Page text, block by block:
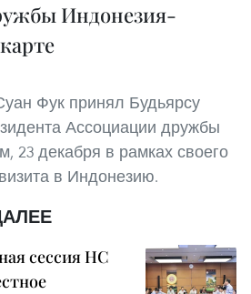
Индонезия-
Фук принял Будьярсу
Ассоциации дружбы
23 декабря в рамках своего
в Индонезию.
сессия НС